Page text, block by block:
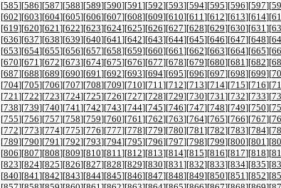
[585][586][587][588][589][590][591 ][592][593][594][595][596][597][
[602][603][604][605][606][607][608][609][610][611 ][612][613][614][
[619][620][621 ][622][623][624][625][626][627][628][629][630][631 ][
[636][637][638][639][640][641 ][642][643][644][645][646][647][648][
[653][654][655][656][657][658][659][660][661 ][662][663][664][665][
[670][671 ][672][673][674][675][676][677][678][679][680][681 ][682][
[687][688][689][690][691 ][692][693][694][695][696][697][698][699][
[704][705][706][707][708][709][710][711 ][712][713][714][715][716][
[721 ][722][723][724][725][726][727][728][729][730][731 ][732][733][
[738][739][740][741 ][742][743][744][745][746][747][748][749][750][
[755][756][757][758][759][760][761 ][762][763][764][765][766][767][
[772][773][774][775][776][777][778][779][780][781 ][782][783][784][
[789][790][791 ][792][793][794][795][796][797][798][799][800][801 ][
[806][807][808][809][810][811 ][812][813][814][815][816][817][818][
[823][824][825][826][827][828][829][830][831 ][832][833][834][835][
[840][841 ][842][843][844][845][846][847][848][849][850][851 ][852][